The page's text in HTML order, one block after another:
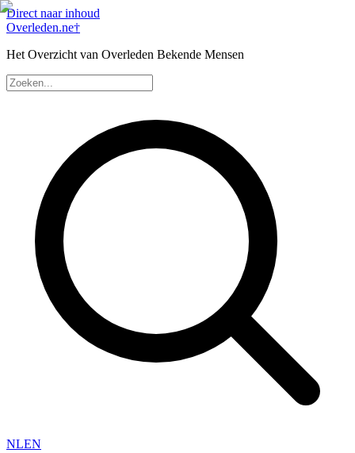
Direct naar inhoud
Overleden.ne†
Het Overzicht van Overleden Bekende Mensen
NLEN